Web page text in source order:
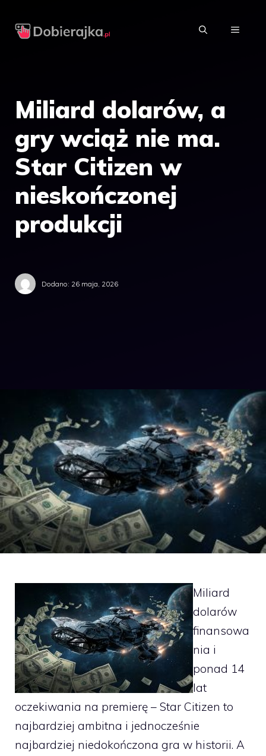
MENU
Miliard dolarów, a
gry wciąż nie ma.
Star Citizen w
nieskończonej
produkcji
Dodano: 26 maja, 2026
Miliard
dolarów
finansowa
nia i
ponad 14
lat
oczekiwania na premierę – Star Citizen to
najbardziej ambitna i jednocześnie
najbardziej niedokończona gra w historii. A